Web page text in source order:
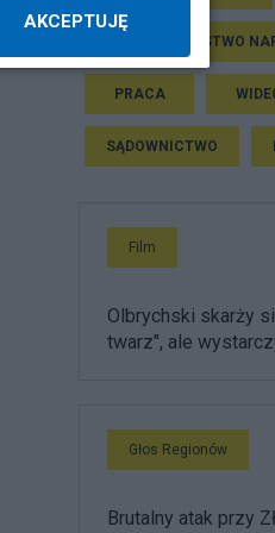
BEZPIECZEŃSTWO
PRACA
SĄDOWNICTWO
Film
Olbrychski skarży
twarz", ale
Głos Regionów
Brutalny atak przy
AKCEPTUJĘ